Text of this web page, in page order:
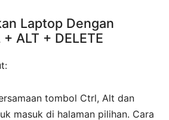
Laptop Dengan
ALT + DELETE
tombol Ctrl, Alt dan
masuk di halaman pilihan. Cara